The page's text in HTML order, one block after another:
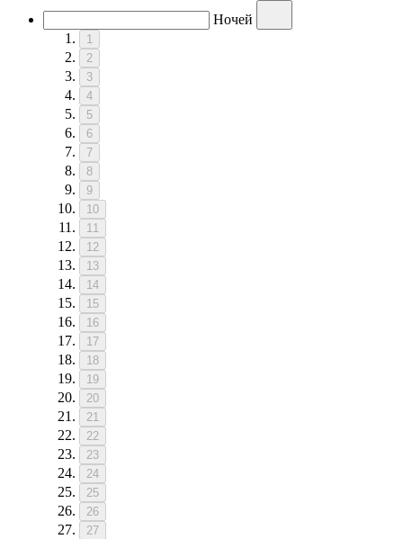
Ночей
1
2
3
4
5
6
7
8
9
10
11
12
13
14
15
16
17
18
19
20
21
22
23
24
25
26
27